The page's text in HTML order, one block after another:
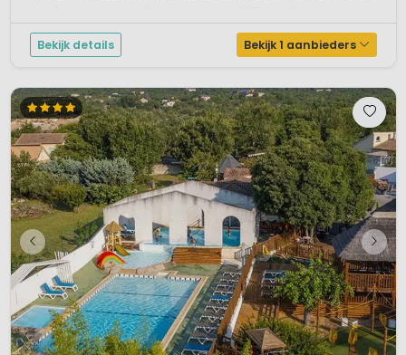
Bekijk details Bekijk 1 aanbieders